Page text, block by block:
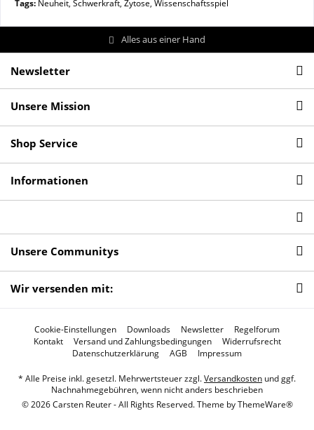
Tags: Neuheit, Schwerkraft, Zytose, Wissenschaftsspiel
Alles aus einer Hand
Newsletter
Unsere Mission
Shop Service
Informationen
Unsere Communitys
Wir versenden mit:
Cookie-Einstellungen Downloads Newsletter
Regelforum
Kontakt
Versand und Zahlungsbedingungen
Widerrufsrecht
Datenschutzerklärung
AGB Impressum
* Alle Preise inkl. gesetzl. Mehrwertsteuer zzgl.Versandkosten und ggf.
Nachnahmegebühren, wenn nicht anders beschrieben
© 2026 Carsten Reuter - All Rights Reserved. Theme byThemeWare®